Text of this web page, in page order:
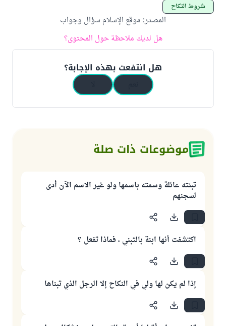
شروط النكاح
المصدر: موقع الإسلام سؤال وجواب
هل لديك ملاحظة حول المحتوى؟
هل انتفعت بهذه الإجابة؟
موضوعات ذات صلة
تبنته عائلة وسمته باسمها ولو غير الاسم الآن أدى
لسجنهم
اكتشفت أنها ابنة بالتبني ، فماذا تفعل ؟
إذا لم يكن لها ولي في النكاح إلا الرجل الذي تبناها